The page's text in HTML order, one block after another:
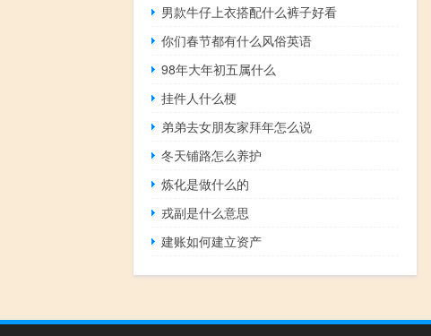
男款牛仔上衣搭配什么裤子好看
你们春节都有什么风俗英语
98年大年初五属什么
挂件人什么梗
弟弟去女朋友家拜年怎么说
冬天铺路怎么养护
炼化是做什么的
戎副是什么意思
建账如何建立资产